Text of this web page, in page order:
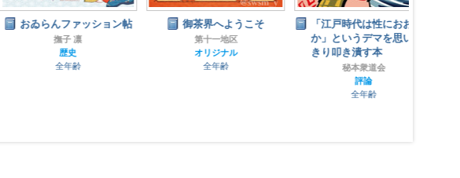
おゐらんファッション帖
撫子 凛
全年齢
御茶界へようこそ
第十一地区
オリジナル
全年齢
「江戸時代は性におおら
か」というデマを思いっ
きり叩き潰す本
秘本衆道会
全年齢